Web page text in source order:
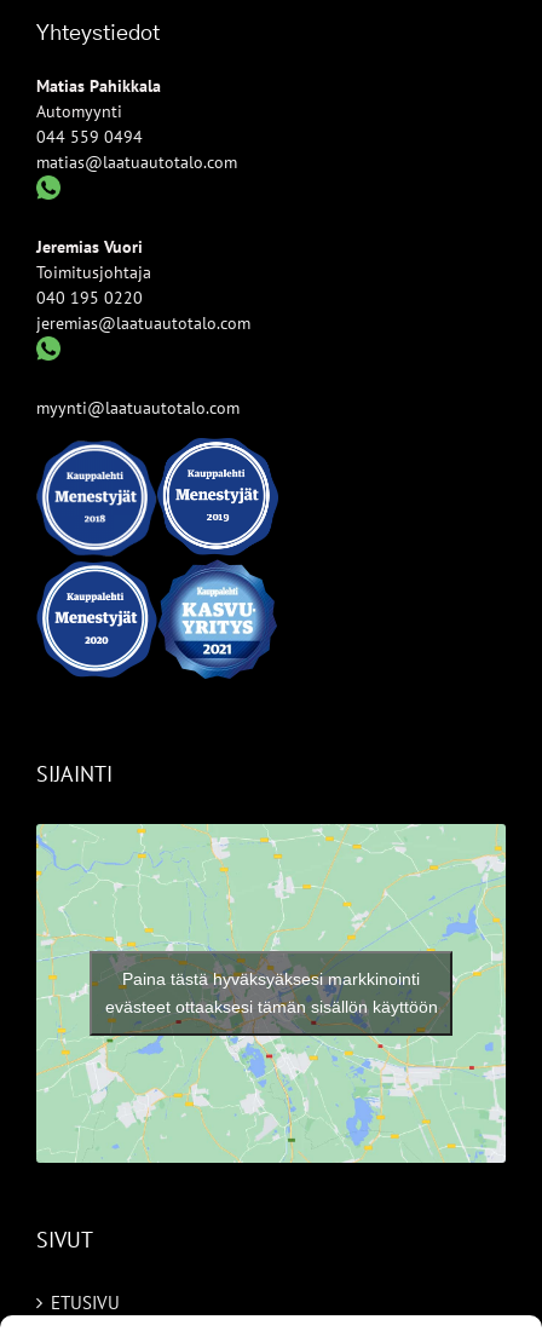
Yhteystiedot
Matias Pahikkala
Automyynti
044 559 0494
matias@laatuautotalo.com
Jeremias Vuori
Toimitusjohtaja
040 195 0220
jeremias@laatuautotalo.com
myynti@laatuautotalo.com
SIJAINTI
Paina tästä hyväksyäksesi markkinointi
evästeet ottaaksesi tämän sisällön käyttöön
SIVUT
ETUSIVU